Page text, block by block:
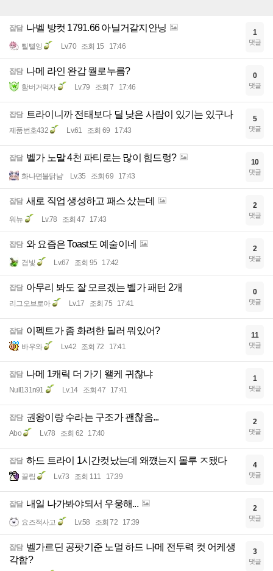
잡담 나벨 방컷 1791.66 아닐거같지안닝
삘삘잉 Lv.70 조회 15 17:46
1
댓글
잡담 나메 라인 완갑 뭘로누름?
함버거먹자 Lv.79 조회 7 17:46
0
댓글
잡담 트라이니까 전태보다 딜 낮은 사람이 있기는 있구나
제품번호432 Lv.61 조회 69 17:43
5
댓글
잡담 벨가 노말 4천 파티로는 많이 힘드렁?
화나면불닭냠 Lv.35 조회 69 17:43
10
댓글
잡담 새로 직업 생성하고 패스 샀는데
워뉴 Lv.78 조회 47 17:43
2
댓글
잡담 와 요즘은 Toast도 예술이네
겸빛 Lv.67 조회 95 17:42
2
댓글
잡담 아무리 봐도 잘 모르겠는 벨가 패턴 2개
리그오브로아 Lv.17 조회 75 17:41
0
댓글
잡담 이펙트가 좀 화려한 딜러 뭐있어?
바우와 Lv.42 조회 72 17:41
11
댓글
잡담 나메 1캐릭 더 가기 왤케 귀찮냐
Null131n91 Lv.14 조회 47 17:41
1
댓글
잡담 권왕이랑 수라는 구조가 괜찮음...
Abo Lv.78 조회 62 17:40
2
댓글
잡담 하드 트라이 1시간컷났는데 왜꺴는지 몰루 ㅈ됐다
끌림 Lv.73 조회 111 17:39
4
댓글
잡담 내일 나가봐야되서 우웅해...
요즈적사고 Lv.58 조회 72 17:39
2
댓글
잡담 벨가르딘 공팟기준 노멀 하드 나메 전투력 컷 어케생
각함?
3
댓글